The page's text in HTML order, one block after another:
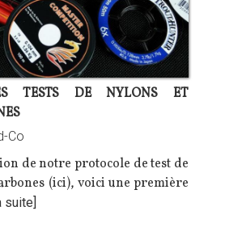
TESTS DE NYLONS ET
Co
de notre protocole de test de
(ici), voici une première
suite]